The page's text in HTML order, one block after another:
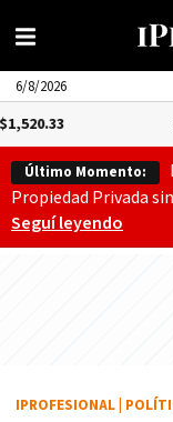
6/8/2026
Último Momento:
Propiedad Privada
Seguí leyendo
IPROFESIONAL